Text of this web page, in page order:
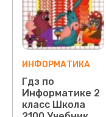
ИНФОРМАТИКА
Гдз по
Информатике 2
класс Школа